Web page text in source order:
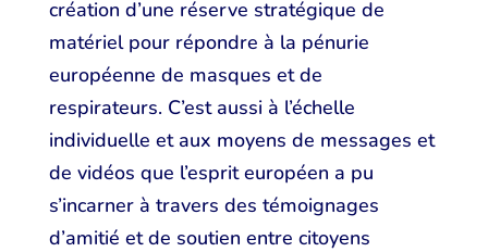
création d’une réserve stratégique de
matériel pour répondre à la pénurie
européenne de masques et de
respirateurs. C’est aussi à l’échelle
individuelle et aux moyens de messages et
de vidéos que l’esprit européen a pu
s’incarner à travers des témoignages
d’amitié et de soutien entre citoyens